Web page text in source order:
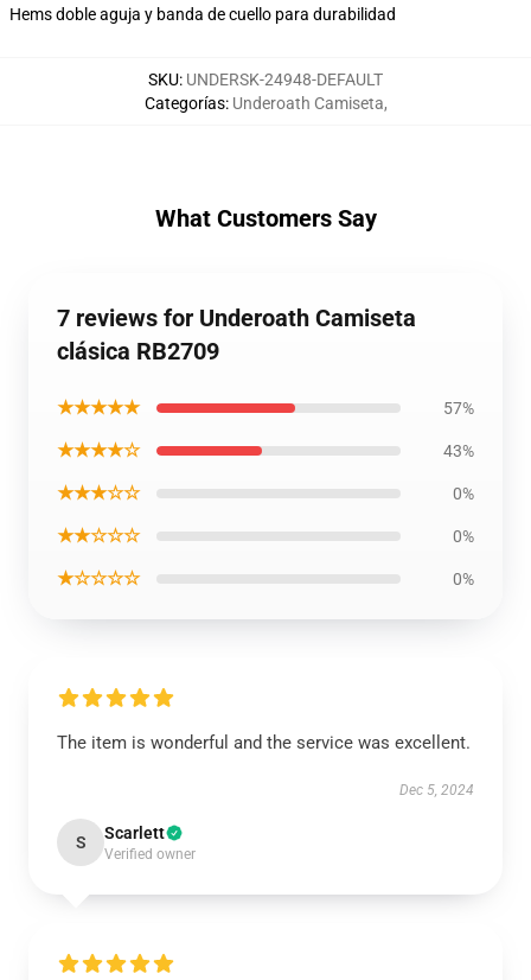
Hems doble aguja y banda de cuello para durabilidad
SKU: UNDERSK-24948-DEFAULT
Categorías: Underoath Camiseta,
What Customers Say
7 reviews for Underoath Camiseta
clásica RB2709
★★★★★ 57%
★★★★☆ 43%
★★★☆☆ 0%
★★☆☆☆ 0%
★☆☆☆☆ 0%
The item is wonderful and the service was excellent.
Dec 5, 2024
S Scarlett
Verified owner